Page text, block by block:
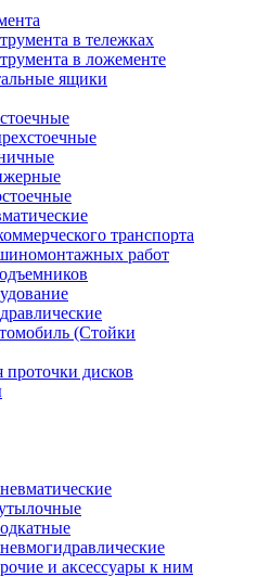
в тележках
в ложементе
ящики
транспорта
работ
(Стойки
проточки дисков
и аксессуары к ним